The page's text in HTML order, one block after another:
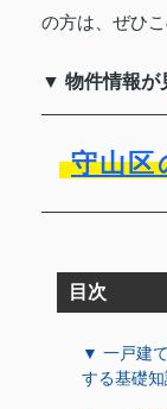
の方は、ぜひ
▼ 物件情報が
守山区
目次
▼ 一戸建
する基礎